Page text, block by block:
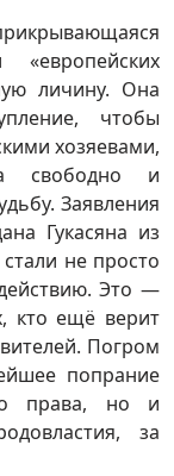
личину. Она
чтобы
хозяевами,
свободно и
Заявления
Гукасяна из
не просто
Это —
кто ещё верит
Погром
попрание
права, но и
за